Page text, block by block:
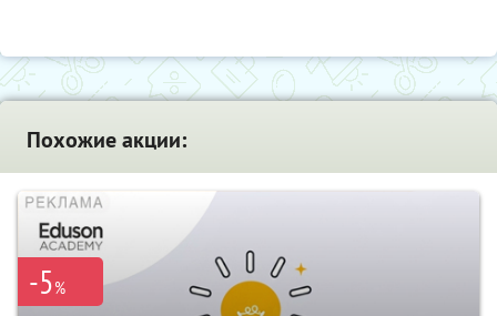
Похожие акции:
-5%